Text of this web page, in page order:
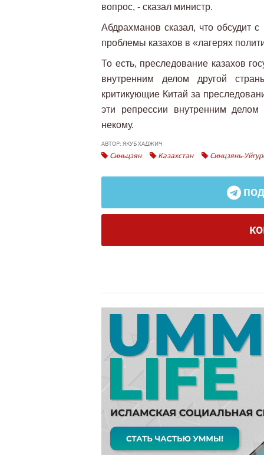
вопрос, - сказал министр.
Абдрахманов сказал, что обсудит
проблемы казахов в «лагерях
То есть, преследование казахов
внутренним делом другой
критикующие Китай за
эти репрессии внутренним
некому.
АВТОР: ЯКУБ ХАДЖИЧ
Синьцзян Казахстан Синцзянь-